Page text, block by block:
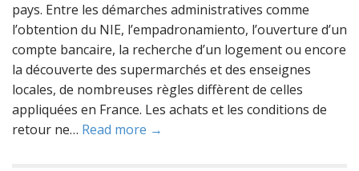
pays. Entre les démarches administratives comme
l’obtention du NIE, l’empadronamiento, l’ouverture d’un
compte bancaire, la recherche d’un logement ou encore
la découverte des supermarchés et des enseignes
locales, de nombreuses règles diffèrent de celles
appliquées en France. Les achats et les conditions de
retour ne… Read more →